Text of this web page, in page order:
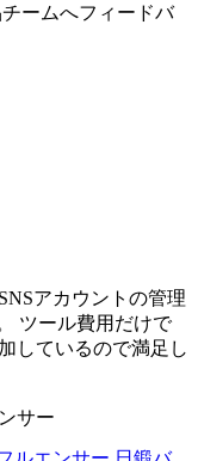
ームへフィードバ
アカウントの管理
ツール費用だけで
しているので満足し
サー